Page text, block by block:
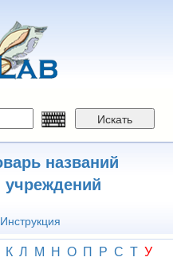
Искать
названий
учреждений
Инструкция
К Л М Н О П Р С Т У